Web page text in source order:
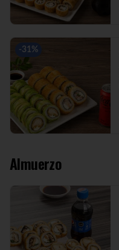
-31%
Almuerzo